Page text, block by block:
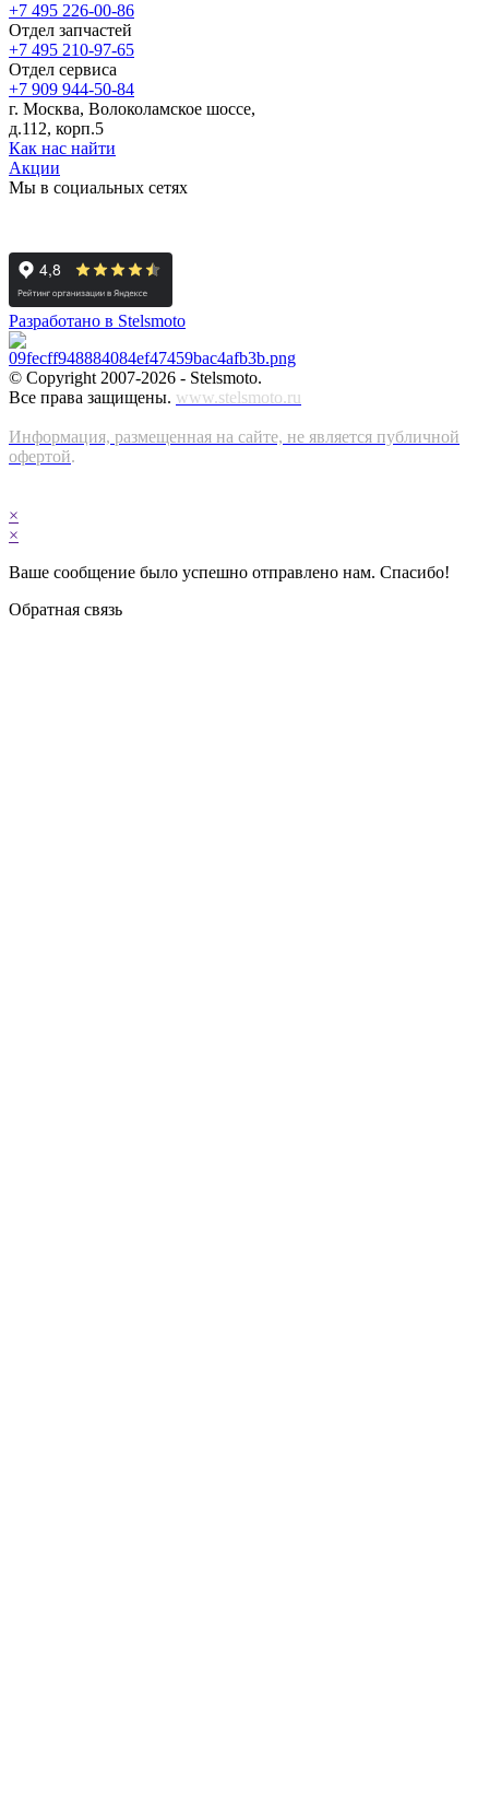
+7 495 226-00-86
Отдел запчастей
+7 495 210-97-65
Отдел сервиса
+7 909 944-50-84
г. Москва, Волоколамское шоссе,
д.112, корп.5
Как нас найти
Акции
Мы в социальных сетях
Разработано в Stelsmoto
© Copyright 2007-2026 - Stelsmoto.
Все права защищены. www.stelsmoto.ru
Информация, размещенная на сайте, не является публичной
офертой.
×
×
Ваше сообщение было успешно отправлено нам. Спасибо!
Обратная связь